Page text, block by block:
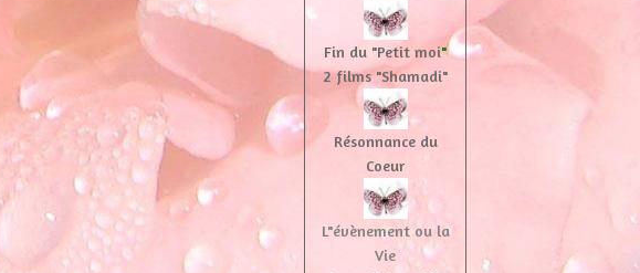
Fin du "Petit moi"
2 films "Shamadi"
Résonnance du
Coeur
L"évènement ou la
Vie